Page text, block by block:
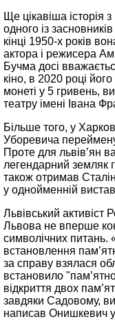
Ще цікавіша історія
одного із
кінці 1950-х років
актора і режисера
Бучма досі
кіно, в 2020 році
монеті у 5 гривень,
театру імені Івана
Більше того, у
Уборевича
Проте для львів’ян
легендарний земляк
також отримав
у однойменній
Львівський
Львова не вперше
символічних питань.
встановлення
за справу взялася
встановило
відкриття двох
завдяки Садовому,
написав Онишкевич